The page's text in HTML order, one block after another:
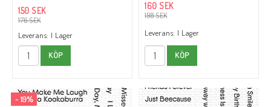
176 SEK
150 SEK
Leverans: I Lager
KÖP
198 SEK
160 SEK
Leverans: I Lager
KÖP
- 19%